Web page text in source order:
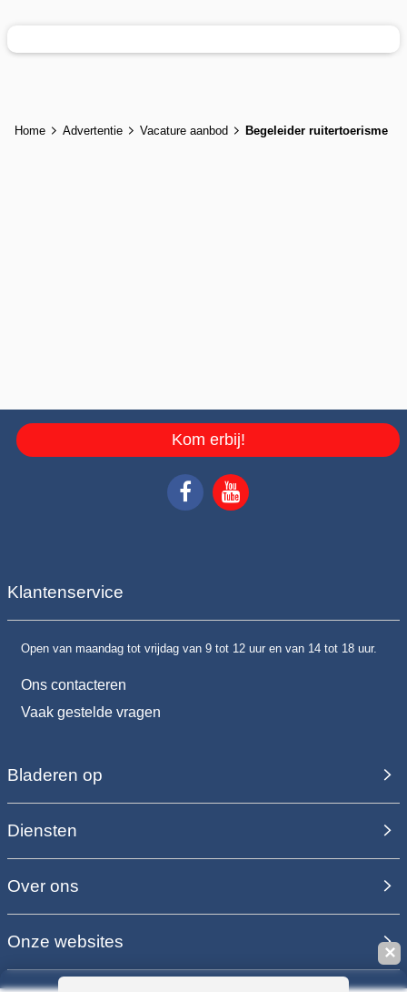
Home Advertentie Vacature aanbod Begeleider ruitertoerisme
Kom erbij!
Klantenservice
Open van maandag tot vrijdag van 9 tot 12 uur en van 14 tot 18 uur.
Ons contacteren
Vaak gestelde vragen
Bladeren op
Diensten
Over ons
Onze websites
✕